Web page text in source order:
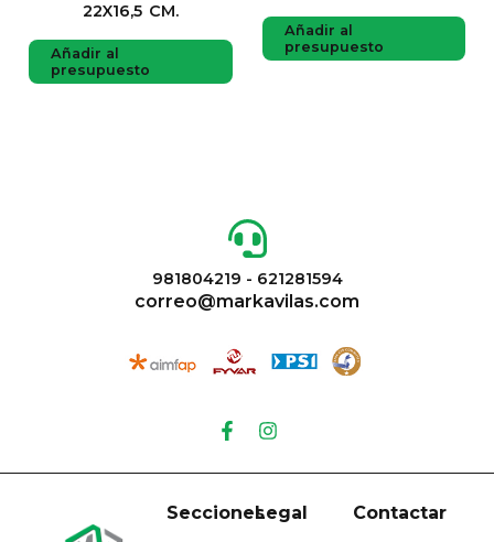
22X16,5 CM.
Añadir al
presupuesto
Añadir al
presupuesto
981804219 - 621281594
correo@markavilas.com
SeccionesLegal Contactar